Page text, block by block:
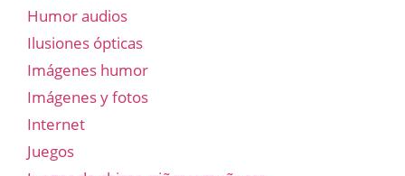
Humor audios
Ilusiones ópticas
Imágenes humor
Imágenes y fotos
Internet
Juegos